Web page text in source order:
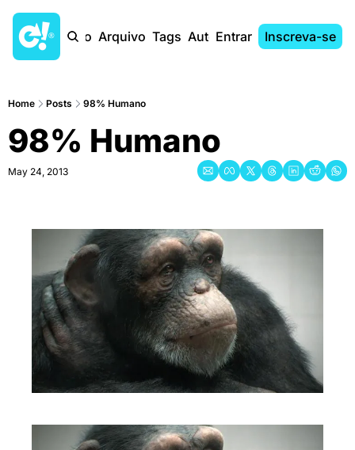
Início Arquivo Tags AutoresEntrar Inscreva-se
Home Posts 98% Humano
98% Humano
May 24, 2013